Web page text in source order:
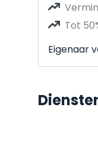
Tot
Eigenaar